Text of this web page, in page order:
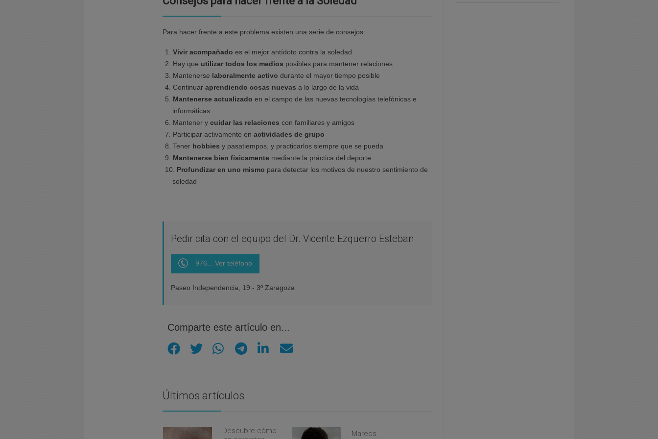
Para hacer frente a este problema existen una serie de consejos:
Vivir acompañado es el mejor antídoto contra la soledad
Hay que utilizar todos los medios posibles para mantener relaciones
Mantenerse laboralmente activo durante el mayor tiempo posible
Continuar aprendiendo cosas nuevas a lo largo de la vida
Mantenerse actualizado en el campo de las nuevas tecnologías telefónicas e
informáticas
Mantener y cuidar las relaciones con familiares y amigos
Participar activamente en actividades de grupo
Tener hobbies y pasatiempos, y practicarlos siempre que se pueda
Mantenerse bien físicamente mediante la práctica del deporte
Profundizar en uno mismo para detectar los motivos de nuestro sentimiento de
soledad
Pedir cita con el equipo del Dr. Vicente Ezquerro Esteban
976... Ver teléfono
Paseo Independencia, 19 - 3º Zaragoza
Comparte este artículo en...
Últimos artículos
Descubre cómo
Mareos